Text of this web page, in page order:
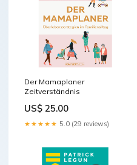
Der Mamaplaner
Zeitverständnis
US$ 25.00
★★★★★ 5.0 (29 reviews)